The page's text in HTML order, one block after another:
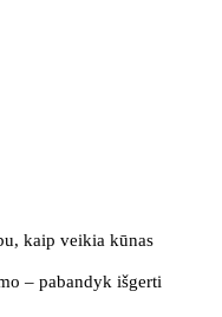
kaip veikia kūnas
– pabandyk išgerti